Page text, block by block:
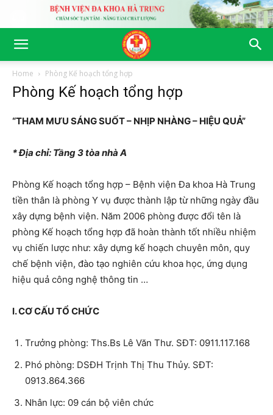
Home Phòng Kế hoạch tổng hợp
Phòng Kế hoạch tổng hợp
“THAM MƯU SÁNG SUỐT – NHỊP NHÀNG – HIỆU QUẢ”
* Địa chỉ: Tầng 3 tòa nhà A
Phòng Kế hoạch tổng hợp – Bệnh viện Đa khoa Hà Trung
tiền thân là phòng Y vụ được thành lập từ những ngày đầu
xây dựng bệnh viện. Năm 2006 phòng được đổi tên là
phòng Kế hoạch tổng hợp đã hoàn thành tốt nhiều nhiệm
vụ chiến lược như: xây dựng kế hoạch chuyên môn, quy
chế bệnh viện, đào tạo nghiên cứu khoa học, ứng dụng
hiệu quả công nghệ thông tin …
I. CƠ CẤU TỔ CHỨC
Trưởng phòng: Ths.Bs Lê Văn Thư. SĐT: 0911.117.168
Phó phòng: DSĐH Trịnh Thị Thu Thủy. SĐT:
0913.864.366
Nhân lực: 09 cán bộ viên chức